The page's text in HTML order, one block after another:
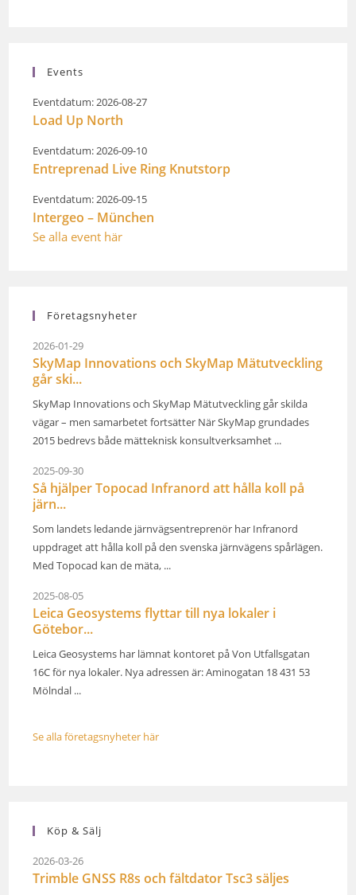
Events
Eventdatum: 2026-08-27
Load Up North
Eventdatum: 2026-09-10
Entreprenad Live Ring Knutstorp
Eventdatum: 2026-09-15
Intergeo – München
Se alla event här
Företagsnyheter
2026-01-29
SkyMap Innovations och SkyMap Mätutveckling
går ski...
SkyMap Innovations och SkyMap Mätutveckling går skilda
vägar – men samarbetet fortsätter När SkyMap grundades
2015 bedrevs både mätteknisk konsultverksamhet ...
2025-09-30
Så hjälper Topocad Infranord att hålla koll på
järn...
Som landets ledande järnvägsentreprenör har Infranord
uppdraget att hålla koll på den svenska järnvägens spårlägen.
Med Topocad kan de mäta, ...
2025-08-05
Leica Geosystems flyttar till nya lokaler i
Götebor...
Leica Geosystems har lämnat kontoret på Von Utfallsgatan
16C för nya lokaler. Nya adressen är: Aminogatan 18 431 53
Mölndal ...
Se alla företagsnyheter här
Köp & Sälj
2026-03-26
Trimble GNSS R8s och fältdator Tsc3 säljes